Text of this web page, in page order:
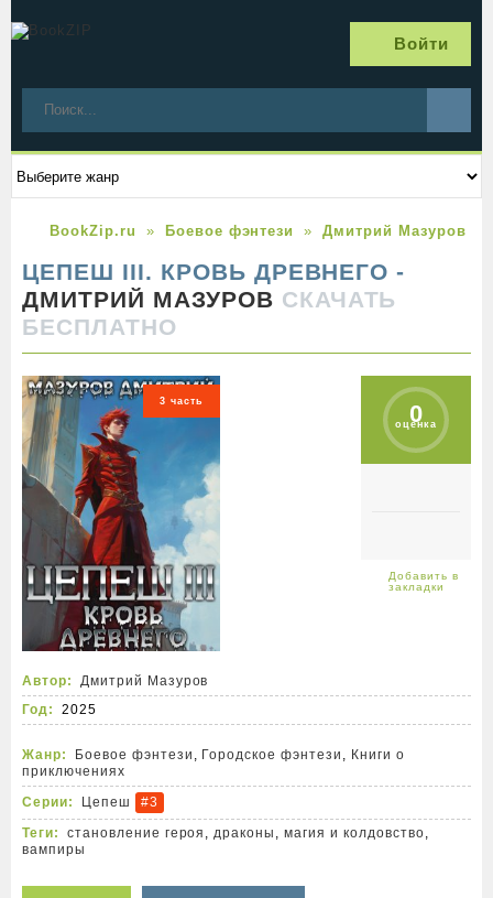
Войти
BookZip.ru Боевое фэнтези Дмитрий Мазуров
ЦЕПЕШ III. КРОВЬ ДРЕВНЕГО -
ДМИТРИЙ МАЗУРОВ СКАЧАТЬ
БЕСПЛАТНО
3 часть 0
оценка
Автор:
Дмитрий Мазуров
Год:
2025
Жанр: Боевое фэнтези , Городское фэнтези , Книги о
приключениях
Серии:
Цепеш
#3
Теги:
становление героя ,драконы ,магия и колдовство,
вампиры